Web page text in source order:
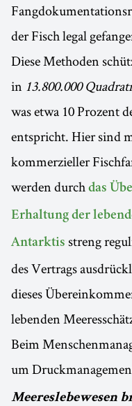
der Fisch legal
Diese Methoden
in 13.800.000
was etwa 10 Prozent
entspricht. Hier sind
kommerzieller
werden durch das
Erhaltung der
Antarktis streng
des Vertrags
dieses
lebenden
Beim
um
Meereslebewesen